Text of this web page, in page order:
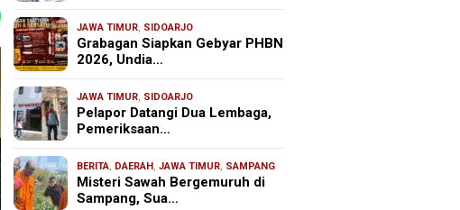
JAWA TIMUR, SIDOARJO
Grabagan Siapkan Gebyar PHBN
2026, Undia…
JAWA TIMUR, SIDOARJO
Pelapor Datangi Dua Lembaga,
Pemeriksaan…
BERITA, DAERAH,JAWA TIMUR, SAMPANG
Misteri Sawah Bergemuruh di
Sampang, Sua…